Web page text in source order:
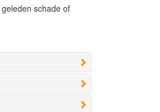
schade of